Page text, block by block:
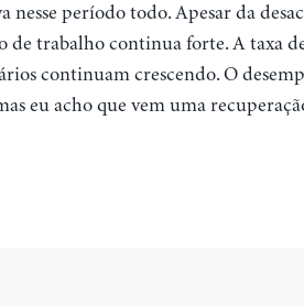
nesse período todo. Apesar da
de trabalho continua forte. A taxa
continuam crescendo. O
eu acho que vem uma